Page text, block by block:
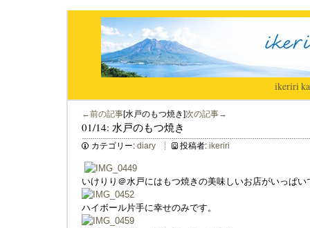
ikeriri|
←前の記事[水戸のもつ焼き]次の記事→
01/14: 水戸のもつ焼き
カテゴリー: diary 投稿者: ikeriri
いけりり＠水戸にはもつ焼きの美味しいお店がいっぱい
ハイボール片手に幸せのみです。